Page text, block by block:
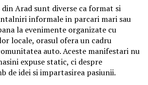
Arad sunt diverse ca format si
informale in parcari mari sau
la evenimente organizate cu
locale, orasul ofera un cadru
auto. Aceste manifestari nu
expuse static, ci despre
de idei si impartasirea pasiunii.